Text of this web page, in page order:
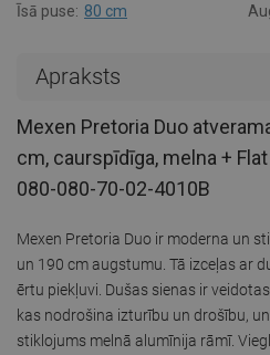
Īsā puse: 80 cm
Apraksts
Mexen Pretoria Duo
cm, caurspīdīga, melna +
080-080-70-02-4010B
Mexen Pretoria Duo ir moderna un
un 190 cm augstumu. Tā izceļas ar
ērtu piekļuvi. Dušas sienas ir
kas nodrošina izturību un drošību,
stiklojums melnā alumīnija rāmī.